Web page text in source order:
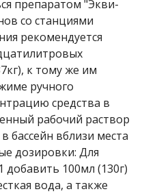
препаратом "Экви-
со станциями
рекомендуется
к тому же им
ручного
средства в
рабочий раствор
бассейн вблизи места
дозировки: Для
добавить 100мл (130г)
вода, а также